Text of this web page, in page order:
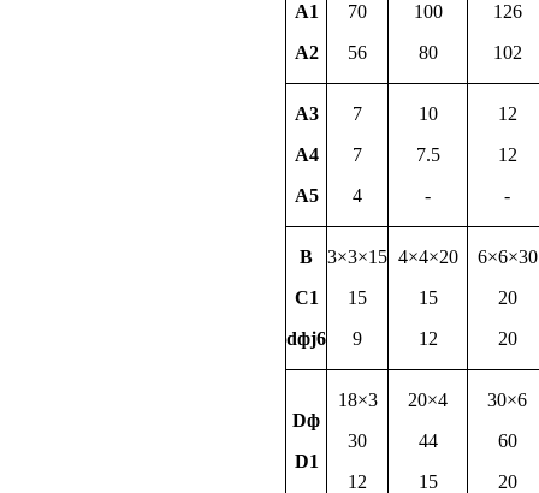
A1
A2
70
56
100
80
126
102
A3
A4
A5
7
7
4
10
7.5
-
12
12
-
B
C1
dфj6
3×3×15
15
9
4×4×20
15
12
6×6×30
20
20
Dф
D1
18×3
30
12
20×4
44
15
30×6
60
20